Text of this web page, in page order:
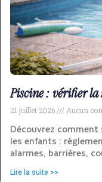
Piscine : vérifier la
21 juillet 2026 Aucun
Découvrez
les enfants :
alarmes, barrières,
Lire la suite >>